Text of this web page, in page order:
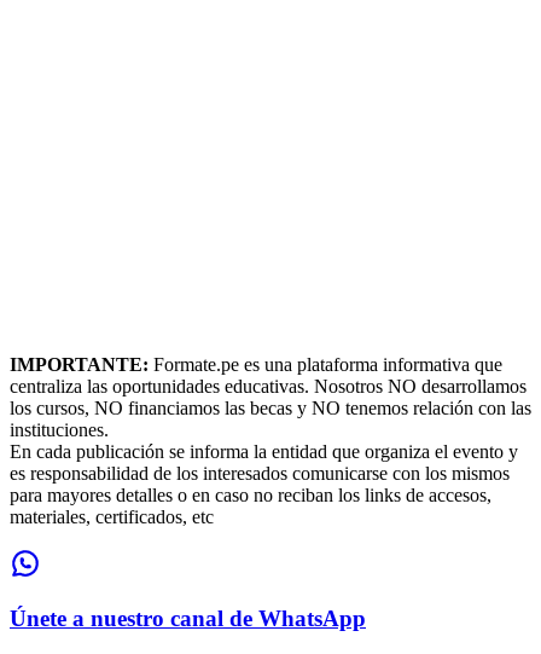
IMPORTANTE: Formate.pe es una plataforma informativa que
centraliza las oportunidades educativas. Nosotros NO desarrollamos
los cursos, NO financiamos las becas y NO tenemos relación con las
instituciones.
En cada publicación se informa la entidad que organiza el evento y
es responsabilidad de los interesados comunicarse con los mismos
para mayores detalles o en caso no reciban los links de accesos,
materiales, certificados, etc
Únete a nuestro canal de WhatsApp